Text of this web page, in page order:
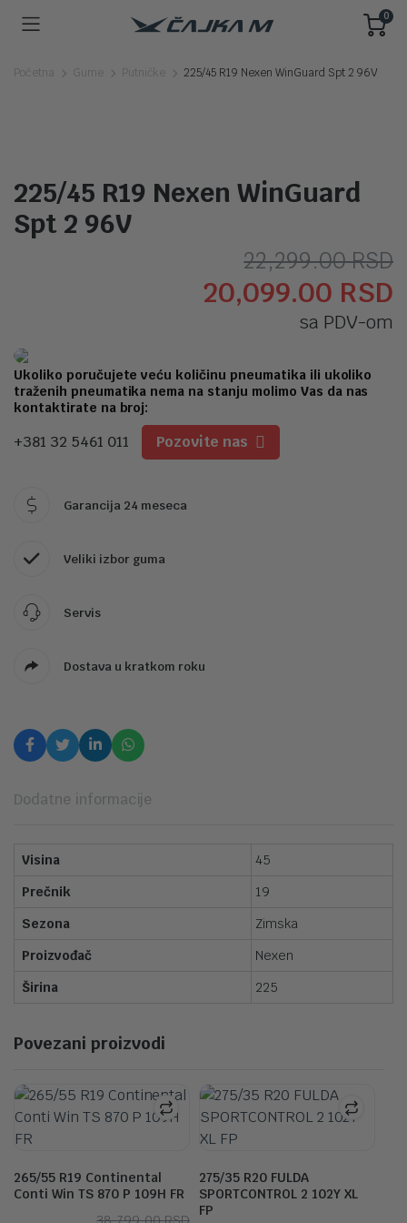
0
Početna Gume Putničke 225/45 R19 Nexen WinGuard Spt 2 96V
225/45 R19 Nexen WinGuard
Spt 2 96V
22,299.00RSD
20,099.00 RSD
sa PDV-om
Ukoliko poručujete veću količinu pneumatika ili ukoliko
traženih pneumatika nema na stanju molimo Vas da nas
kontaktirate na broj:
+381 32 5461 011 Pozovite nas
Garancija 24 meseca
Veliki izbor guma
Servis
Dostava u kratkom roku
Dodatne informacije
Visina
45
Prečnik
19
Sezona
Zimska
Proizvođač
Nexen
Širina
225
Povezani proizvodi
265/55 R19 Continental
Conti Win TS 870 P 109H FR
38,799.00RSD
275/35 R20 FULDA
SPORTCONTROL 2 102Y XL
FP